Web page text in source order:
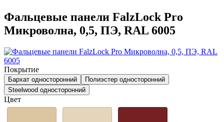
Фальцевые панели FalzLock Pro
Микроволна, 0,5, ПЭ, RAL 6005
Покрытие
Бархат односторонний
Полиэстер односторонний
Steelwood односторонний
Цвет